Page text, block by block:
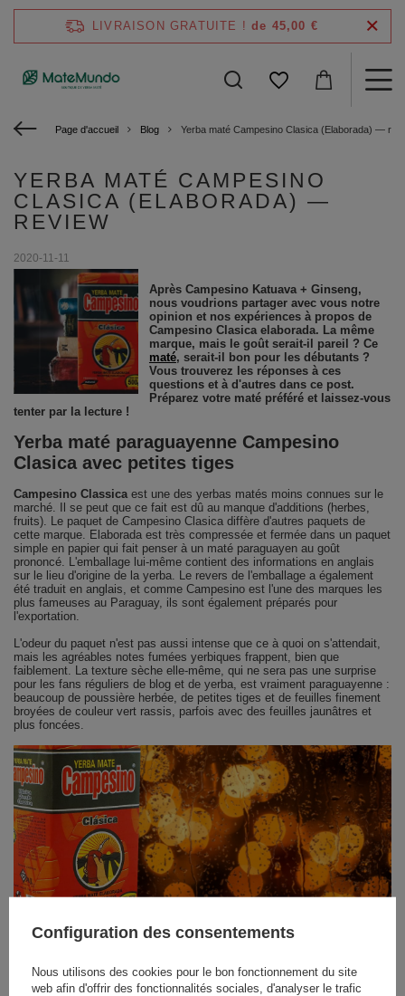
LIVRAISON GRATUITE ! de 45,00 €
Page d'accueil Blog Yerba maté Campesino Clasica (Elaborada) —
YERBA MATÉ CAMPESINO
CLASICA (ELABORADA) —
REVIEW
2020-11-11
Après Campesino Katuava + Ginseng,
nous voudrions partager avec vous notre
opinion et nos expériences à propos de
Campesino Clasica elaborada. La même
marque, mais le goût serait-il pareil ? Ce
maté, serait-il bon pour les débutants ?
Vous trouverez les réponses à ces
questions et à d'autres dans ce post.
Préparez votre maté préféré et laissez-vous
tenter par la lecture !
Yerba maté paraguayenne Campesino
Clasica avec petites tiges
Campesino Classicaest une des yerbas matés moins connues sur le
marché. Il se peut que ce fait est dû au manque d'additions (herbes,
fruits). Le paquet de Campesino Clasica diffère d'autres paquets de
cette marque. Elaborada est très compressée et fermée dans un paquet
simple en papier qui fait penser à un maté paraguayen au goût
prononcé. L'emballage lui-même contient des informations en anglais
sur le lieu d'origine de la yerba. Le revers de l'emballage a également
été traduit en anglais, et comme Campesino est l'une des marques les
plus fameuses au Paraguay, ils sont également préparés pour
l'exportation.
L'odeur du paquet n'est pas aussi intense que ce à quoi on s'attendait,
mais les agréables notes fumées yerbiques frappent, bien que
faiblement. La texture sèche elle-même, qui ne sera pas une surprise
pour les fans réguliers de blog et de yerba, est vraiment paraguayenne :
beaucoup de poussière herbée, de petites tiges et de feuilles finement
broyées de couleur vert rassis, parfois avec des feuilles jaunâtres et
plus foncées.
Campesino Clasica — goût et arôme
intense : la force de texture sèche, de la fumée, de la terre. Le premier
versement de l'eau ne nous a pas trop séduits.
Configuration des consentements
Nous utilisons des cookies pour le bon fonctionnement du site
web afin d'offrir des fonctionnalités sociales, d'analyser le trafic